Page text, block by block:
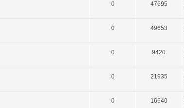
0 47695
0 49653
0 9420
0 21935
0 16640